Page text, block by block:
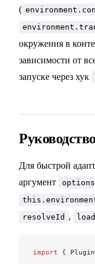
(
окружения в
зависимости от
запуске через хук
Для быстрой
аргумент
resolveId , load
import {